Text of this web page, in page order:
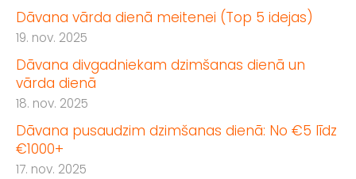
Dāvana vārda dienā meitenei (Top 5 idejas)
19. nov. 2025
Dāvana divgadniekam dzimšanas dienā un
vārda dienā
18. nov. 2025
Dāvana pusaudzim dzimšanas dienā: No €5 līdz
€1000+
17. nov. 2025